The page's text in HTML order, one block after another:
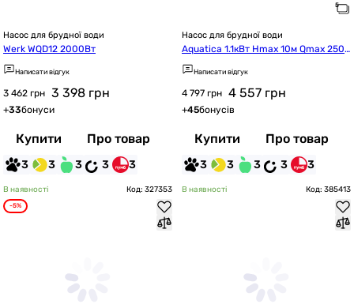
Насос для брудної води
Werk WQD12 2000Вт
Написати відгук
3 462 грн 3 398 грн
+33бонуси
Купити Про товар
3 3 3 3 3
Насос для брудної води
Aquatica 1.1кВт Hmax 10м Qmax 250
л/хв mid (773381)
Написати відгук
4 797 грн 4 557 грн
+45бонусів
Купити Про товар
3 3 3 3 3
В наявності Код: 327353
-5%
В наявності Код: 385413